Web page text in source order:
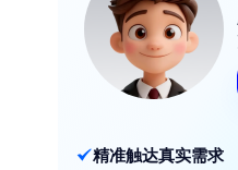
精准触达真实需求